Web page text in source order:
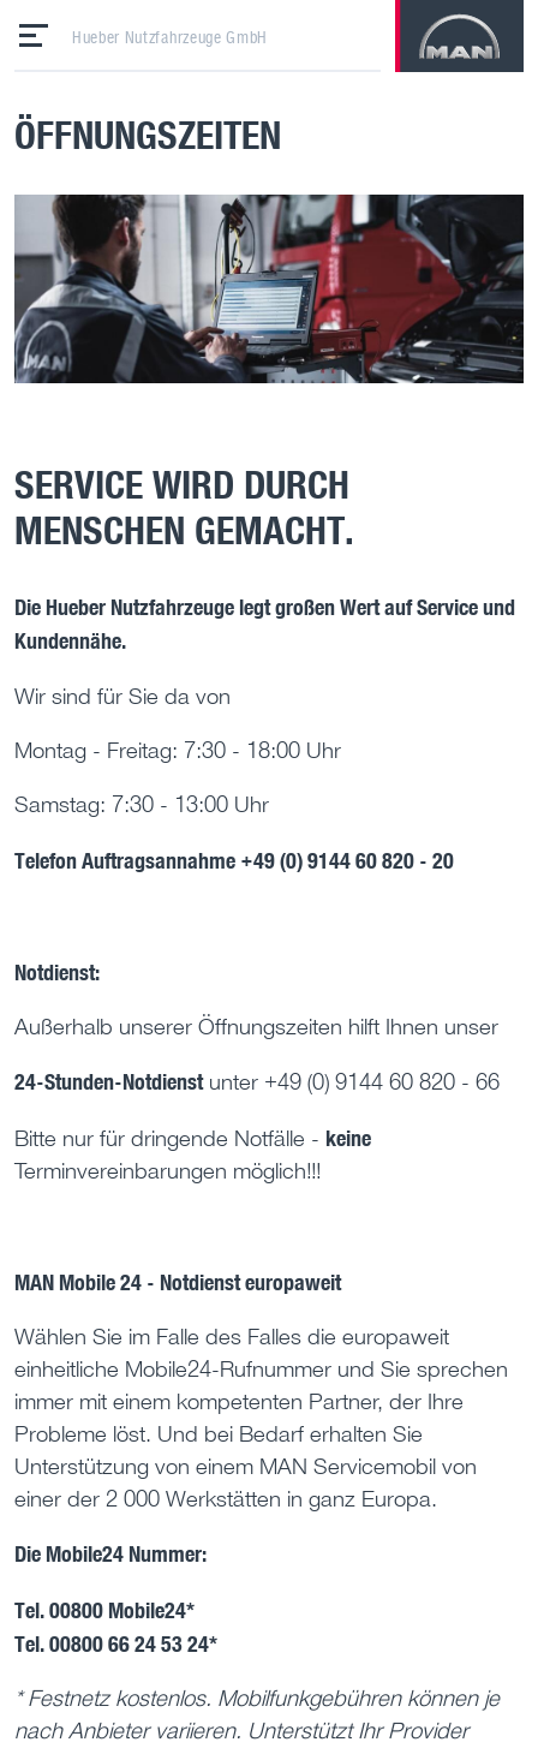
Hueber Nutzfahrzeuge GmbH
ÖFFNUNGSZEITEN
SERVICE WIRD DURCH
MENSCHEN GEMACHT.
Die Hueber Nutzfahrzeuge legt großen Wert auf Service und
Kundennähe.
Wir sind für Sie da von
Montag - Freitag: 7:30 - 18:00 Uhr
Samstag: 7:30 - 13:00 Uhr
Telefon Auftragsannahme +49 (0) 9144 60 820 - 20
Notdienst:
Außerhalb unserer Öffnungszeiten hilft Ihnen unser
24-Stunden-Notdienstunter +49 (0) 9144 60 820 - 66
Bitte nur für dringende Notfälle - keine
Terminvereinbarungen möglich!!!
MAN Mobile 24 - Notdienst europaweit
Wählen Sie im Falle des Falles die europaweit
einheitliche Mobile24-Rufnummer und Sie sprechen
immer mit einem kompetenten Partner, der Ihre
Probleme löst. Und bei Bedarf erhalten Sie
Unterstützung von einem MAN Servicemobil von
einer der 2 000 Werkstätten in ganz Europa.
Die Mobile24 Nummer:
Tel. 00800 Mobile24*
Tel. 00800 66 24 53 24*
* Festnetz kostenlos. Mobilfunkgebühren können je
nach Anbieter variieren. Unterstützt Ihr Provider